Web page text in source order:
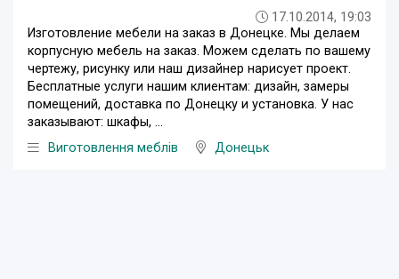
17.10.2014, 19:03
Изготовление мебели на заказ в Донецке. Мы делаем
корпусную мебель на заказ. Можем сделать по вашему
чертежу, рисунку или наш дизайнер нарисует проект.
Бесплатные услуги нашим клиентам: дизайн, замеры
помещений, доставка по Донецку и установка. У нас
заказывают: шкафы, ...
Виготовлення меблів
Донецьк